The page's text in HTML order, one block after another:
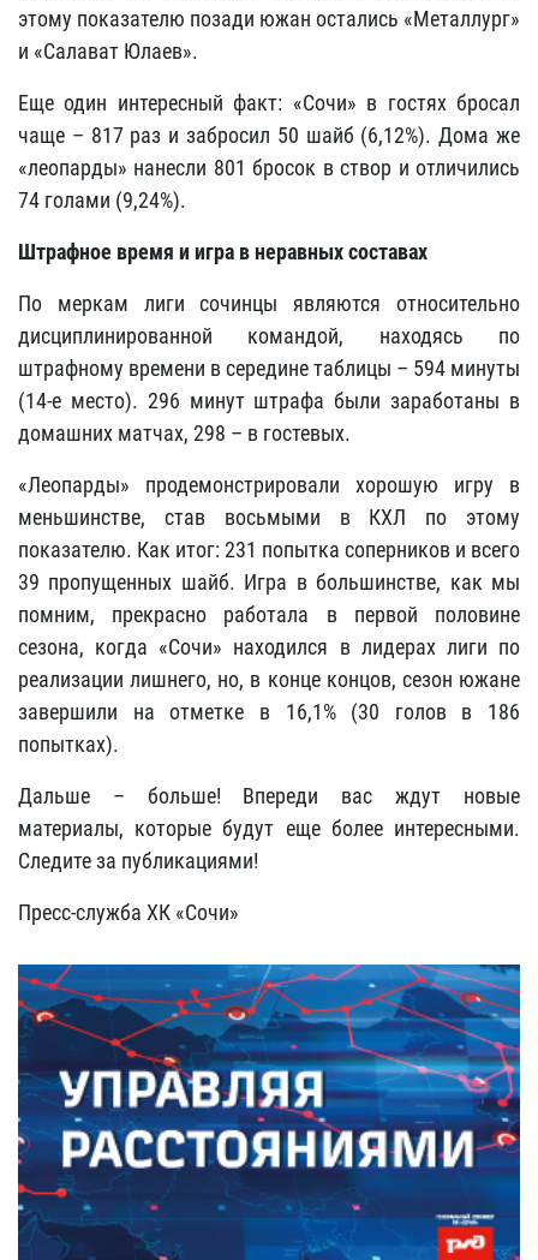
этому показателю позади южан остались «Металлург»
и «Салават Юлаев».
Еще один интересный факт: «Сочи» в гостях бросал
чаще – 817 раз и забросил 50 шайб (6,12%). Дома же
«леопарды» нанесли 801 бросок в створ и отличились
74 голами (9,24%).
Штрафное время и игра в неравных составах
По меркам лиги сочинцы являются относительно
дисциплинированной командой, находясь по
штрафному времени в середине таблицы – 594 минуты
(14-е место). 296 минут штрафа были заработаны в
домашних матчах, 298 – в гостевых.
«Леопарды» продемонстрировали хорошую игру в
меньшинстве, став восьмыми в КХЛ по этому
показателю. Как итог: 231 попытка соперников и всего
39 пропущенных шайб. Игра в большинстве, как мы
помним, прекрасно работала в первой половине
сезона, когда «Сочи» находился в лидерах лиги по
реализации лишнего, но, в конце концов, сезон южане
завершили на отметке в 16,1% (30 голов в 186
попытках).
Дальше – больше! Впереди вас ждут новые
материалы, которые будут еще более интересными.
Следите за публикациями!
Пресс-служба ХК «Сочи»